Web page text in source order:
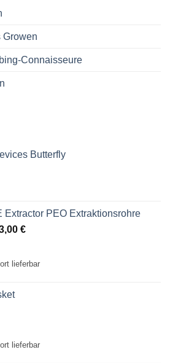
Growen
Connaisseure
Butterfly
Extractor PEO Extraktionsrohre
€Preisspanne:
93,00 €
lieferbar
lieferbar